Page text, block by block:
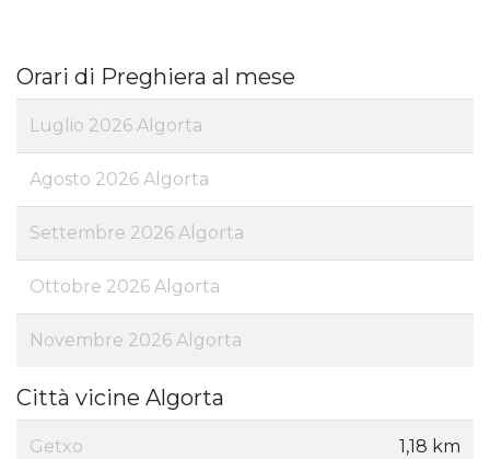
Orari di Preghiera al mese
Luglio 2026 Algorta
Agosto 2026 Algorta
Settembre 2026 Algorta
Ottobre 2026 Algorta
Novembre 2026 Algorta
Città vicine Algorta
Getxo 1,18 km